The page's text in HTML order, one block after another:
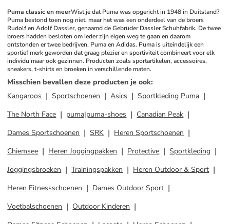
Puma classic en meerWist je dat Puma was opgericht in 1948 in Duitsland?
Puma bestond toen nog niet, maar het was een onderdeel van de broers
Rudolf en Adolf Dassler, genaamd de Gebrüder Dassler Schuhfabrik. De twee
broers hadden besloten om ieder zijn eigen weg te gaan en daarom
ontstonden er twee bedrijven, Puma en Adidas. Puma is uiteindelijk een
sportief merk geworden dat graag plezier en sportiviteit combineert voor elk
individu maar ook gezinnen. Producten zoals sportartikelen, accessoires,
sneakers, t-shirts en broeken in verschillende maten.
Misschien bevallen deze producten je ook:
Kangaroos
Sportschoenen Asics
Sportkleding Puma
The North Face
puma|puma-shoes
Canadian Peak
Dames Sportschoenen
SRK
Heren Sportschoenen
Chiemsee
Heren Joggingpakken Protective
Sportkleding
Joggingsbroeken
Trainingspakken
Heren Outdoor & Sport
Heren Fitnessschoenen
Dames Outdoor Sport
Voetbalschoenen
Outdoor Kinderen